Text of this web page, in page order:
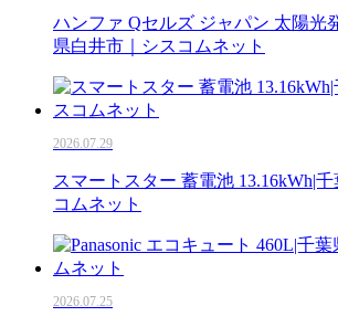
ハンファ Qセルズ ジャパン 太陽光
県白井市｜シスコムネット
2026.07.29
スマートスター 蓄電池 13.16kWh|
コムネット
2026.07.25